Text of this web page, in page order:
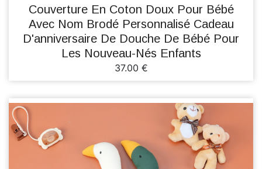
Couverture En Coton Doux Pour Bébé
Avec Nom Brodé Personnalisé Cadeau
D'anniversaire De Douche De Bébé Pour
Les Nouveau-Nés Enfants
37.00 €